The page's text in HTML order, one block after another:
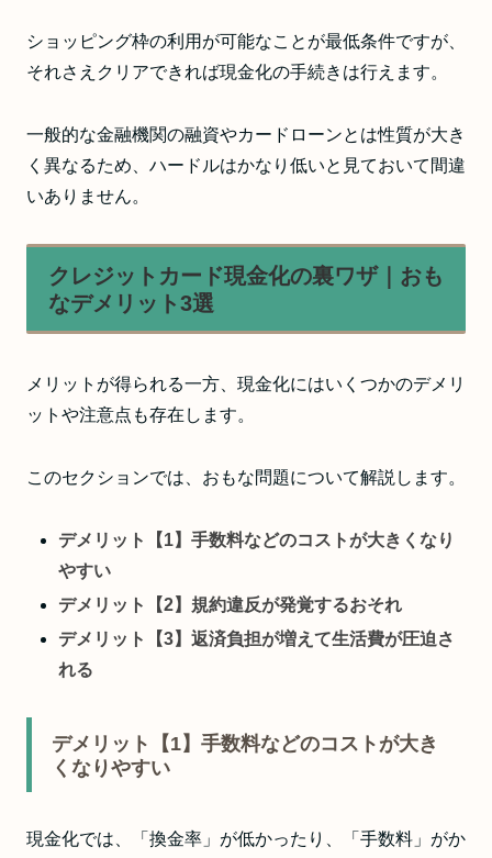
ショッピング枠の利用が可能なことが最低条件ですが、
それさえクリアできれば現金化の手続きは行えます。
一般的な金融機関の融資やカードローンとは性質が大き
く異なるため、ハードルはかなり低いと見ておいて間違
いありません。
クレジットカード現金化の裏ワザ｜おも
なデメリット3選
メリットが得られる一方、現金化にはいくつかのデメリ
ットや注意点も存在します。
このセクションでは、おもな問題について解説します。
デメリット【1】手数料などのコストが大きくなり
やすい
デメリット【2】規約違反が発覚するおそれ
デメリット【3】返済負担が増えて生活費が圧迫さ
れる
デメリット【1】手数料などのコストが大き
くなりやすい
現金化では、「換金率」が低かったり、「手数料」がか